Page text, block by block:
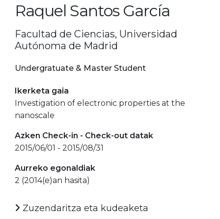
Raquel Santos García
Facultad de Ciencias, Universidad
Autónoma de Madrid
Undergratuate & Master Student
Ikerketa gaia
Investigation of electronic properties at the
nanoscale
Azken Check-in - Check-out datak
2015/06/01 - 2015/08/31
Aurreko egonaldiak
2 (2014(e)an hasita)
Zuzendaritza eta kudeaketa